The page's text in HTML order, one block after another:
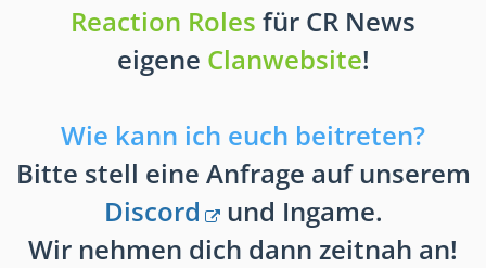
Reaction Roles für CR News
eigene Clanwebsite!
Wie kann ich euch beitreten?
Bitte stell eine Anfrage auf unserem
Discord und Ingame.
Wir nehmen dich dann zeitnah an!